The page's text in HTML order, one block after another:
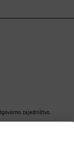
zajedništvo.